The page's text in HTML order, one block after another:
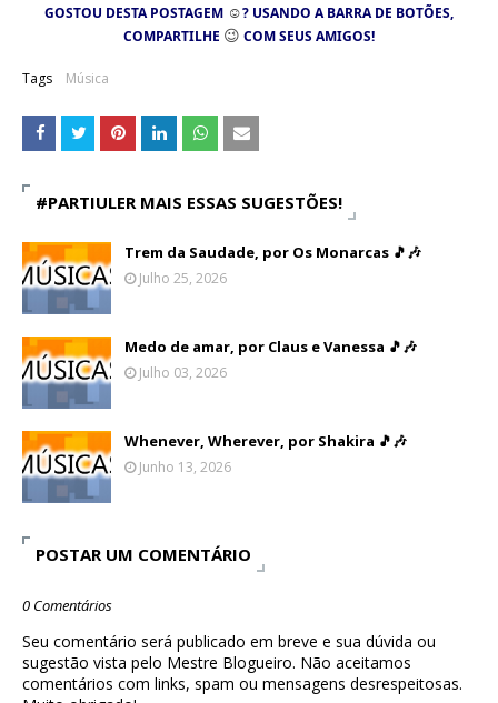
GOSTOU DESTA POSTAGEM ☺? USANDO A BARRA DE BOTÕES,
COMPARTILHE 😉 COM SEUS AMIGOS!
Tags Música
#PARTIULER MAIS ESSAS SUGESTÕES!
Trem da Saudade, por Os Monarcas 🎵🎶
Julho 25, 2026
Medo de amar, por Claus e Vanessa 🎵🎶
Julho 03, 2026
Whenever, Wherever, por Shakira 🎵🎶
Junho 13, 2026
POSTAR UM COMENTÁRIO
0 Comentários
Seu comentário será publicado em breve e sua dúvida ou
sugestão vista pelo Mestre Blogueiro. Não aceitamos
comentários com links, spam ou mensagens desrespeitosas.